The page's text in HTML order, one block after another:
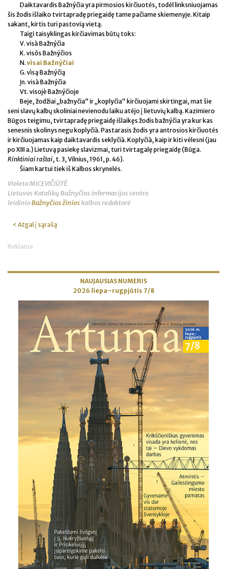
Daiktavardis Bažnýčia yra pirmosios kirčiuotės, todėl linksniuojamas
šis žodis išlaiko tvirtapradę priegaidę tame pačiame skiemenyje. Kitaip
sakant, kirtis turi pastovią vietą.
Taigi taisyklingas kirčiavimas būtų toks:
V. visà Bažnýčia
K. visõs Bažnýčios
N. vìsai Bažnýčiai
G. vìsą Bažnýčią
Įn. visà Bažnýčia
Vt. visojè Bažnýčioje
Beje, žodžiai „bažnyčia“ ir „koplyčia“ kirčiuojami skirtingai, mat šie
seni slavų kalbų skoliniai nevienodu laiku atėjo į lietuvių kalbą. Kazimiero
Būgos teigimu, tvirtapradę priegaidę išlaikęs žodis bažnýčia yra kur kas
senesnis skolinys negu koplyčià. Pastarasis žodis yra antrosios kirčiuotės
ir kirčiuojamas kaip daiktavardis seklyčià. Koplyčià, kaip ir kiti vėlesni (jau
po XIII a.) Lietuvą pasiekę slavizmai, turi tvirtagalę priegaidę (Būga.
Rinktiniai raštai, t. 3, Vilnius, 1961, p. 46).
Šiam kartui tiek iš Kalbos skrynelės.
Violeta MICEVIČIŪTĖ
Lietuvos Katalikų Bažnyčios informacijos centro
leidinioBažnyčios žinioskalbos redaktorė
< Atgal į sąrašą
Reklama
NAUJAUSIAS NUMERIS
2026 liepa–rugpjūtis 7/8